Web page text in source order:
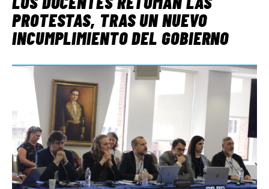
PROTESTAS, TRAS UN NUEVO
INCUMPLIMIENTO DEL GOBIERNO